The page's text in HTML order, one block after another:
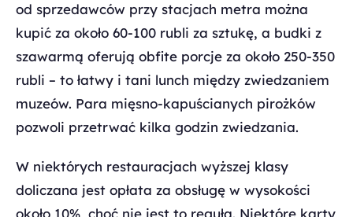
od sprzedawców przy stacjach metra można
kupić za około 60-100 rubli za sztukę, a budki z
szawarmą oferują obfite porcje za około 250-350
rubli – to łatwy i tani lunch między zwiedzaniem
muzeów. Para mięsno-kapuścianych pirożków
pozwoli przetrwać kilka godzin zwiedzania.
W niektórych restauracjach wyższej klasy
doliczana jest opłata za obsługę w wysokości
około 10%, choć nie jest to regułą. Niektóre karty